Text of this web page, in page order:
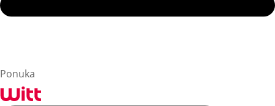
Ponuka